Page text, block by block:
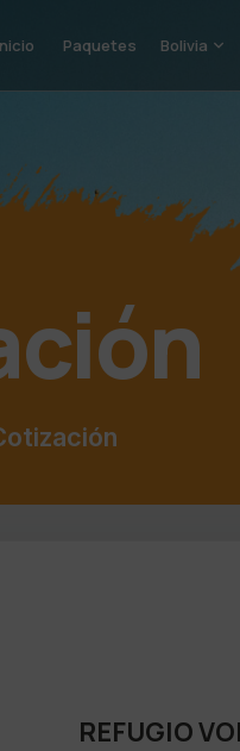
Paquetes Bolivia
REFUGIO